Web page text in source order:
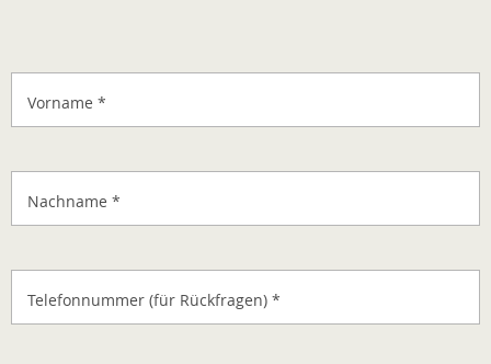
Vorname *
Nachname *
Telefonnummer (für Rückfragen) *